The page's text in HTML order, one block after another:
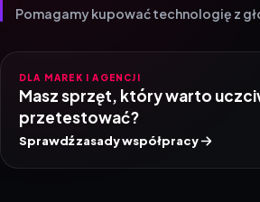
Pomagamy kupować technologię z
DLA MAREK I AGENCJI
Masz sprzęt, który warto
przetestować?
Sprawdź zasady współpracy